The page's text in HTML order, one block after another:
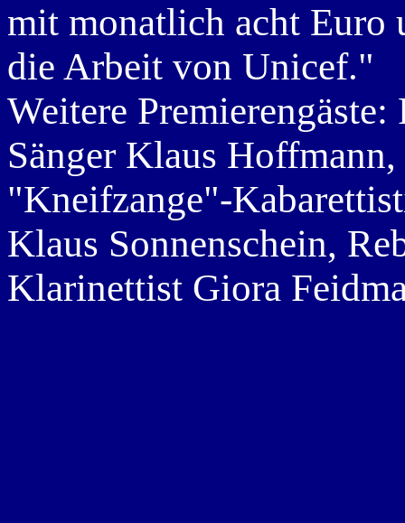
mit monatlich acht Euro
die Arbeit von Unicef."
Weitere
Sänger Klaus
"Kneifzange"-
Klaus Sonnenschein,
Klarinettist Giora